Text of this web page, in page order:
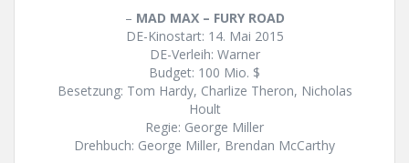
– MAD MAX – FURY ROAD
DE-Kinostart: 14. Mai 2015
DE-Verleih: Warner
Budget: 100 Mio. $
Besetzung: Tom Hardy, Charlize Theron, Nicholas
Hoult
Regie: George Miller
Drehbuch: George Miller, Brendan McCarthy